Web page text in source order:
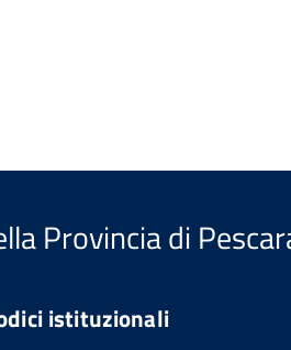
Provincia di
istituzionali